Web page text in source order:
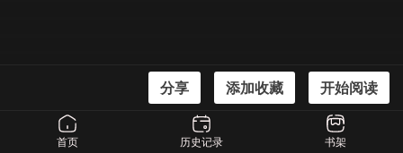
[Inaka No Keshin] Ninshiki Sogai Mahou de. [Chinese]
[田舎の化身] 認識阻害魔法で。 [中国翻訳]
分享 添加收藏 开始阅读
首页 历史记录 书架